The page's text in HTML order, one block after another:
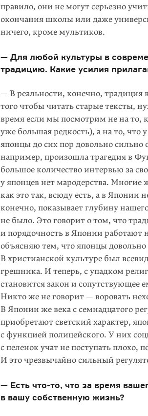
правило, они не могут серьезно
окончания школы или даже
ничего, кроме мультиков.
— Для любой культуры в
традицию. Какие усилия
— В реальности, конечно,
того чтобы читать старые тексты,
время если мы посмотрим не на то,
уже большая редкость), а на то,
японцы до сих пор довольно
например, произошла трагедия в
большое количество интервью за
у японцев нет мародерства.
как это так, всюду есть, а в
конечно, показывает глубину
не было. Это говорит о том, что
и порядочность в Японии работают
объясняю тем, что японцы
В христианской культуре был
грешника. И теперь, с упадком
становится закон и сопутствующее
Никто же не говорит — воровать
В Японии же века с семнадцатого
приобретают светский характер,
с функцией полицейского. У них
с пеленок учат не поступать плохо,
И это чрезвычайно сильный
— Есть что-то, что за время
в вашу собственную жизнь?